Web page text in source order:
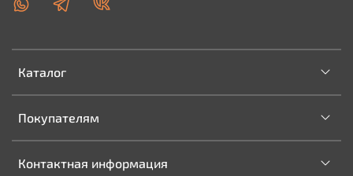
Каталог
Покупателям
Контактная информация